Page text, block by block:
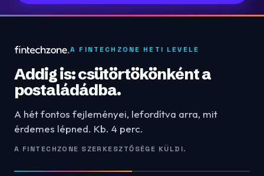
A FINTECHZONE HETI LEVELE
Addig is: csütörtökönként a
postaládádba.
A hét fontos fejleményei, lefordítva arra, mit
érdemes lépned. Kb. 4 perc.
A FINTECHZONE SZERKESZTŐSÉGE KÜLDI.